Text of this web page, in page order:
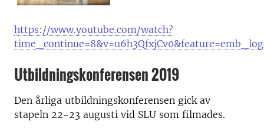
https://www.youtube.com/watch?
Utbildningskonferensen 2019
Den årliga utbildningskonferensen gick av
stapeln 22-23 augusti vid SLU som filmades.